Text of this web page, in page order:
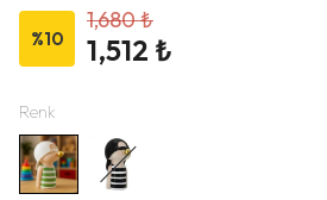
%10
1,680 ₺
1,512 ₺
Renk